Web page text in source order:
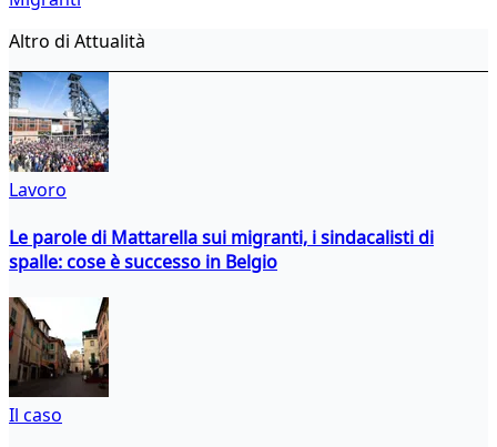
Altro di Attualità
Lavoro
Le parole di Mattarella sui migranti, i sindacalisti di
spalle: cose è successo in Belgio
Il caso